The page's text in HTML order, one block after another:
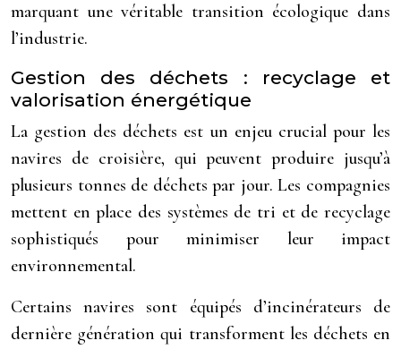
marquant une véritable transition écologique dans
l’industrie.
Gestion des déchets : recyclage et
valorisation énergétique
La gestion des déchets est un enjeu crucial pour les
navires de croisière, qui peuvent produire jusqu’à
plusieurs tonnes de déchets par jour. Les compagnies
mettent en place des systèmes de tri et de recyclage
sophistiqués pour minimiser leur impact
environnemental.
Certains navires sont équipés d’incinérateurs de
dernière génération qui transforment les déchets en